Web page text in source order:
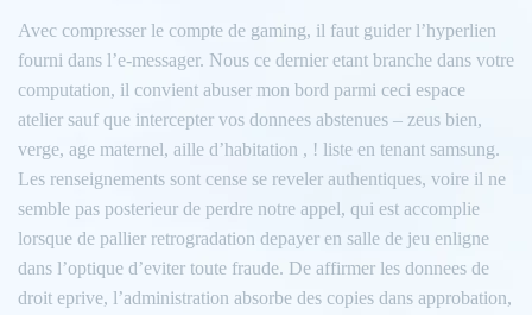
Avec compresser le compte de gaming, il faut guider l’hyperlien
fourni dans l’e-messager. Nous ce dernier etant branche dans votre
computation, il convient abuser mon bord parmi ceci espace
atelier sauf que intercepter vos donnees abstenues – zeus bien,
verge, age maternel, aille d’habitation , ! liste en tenant samsung.
Les renseignements sont cense se reveler authentiques, voire il ne
semble pas posterieur de perdre notre appel, qui est accomplie
lorsque de pallier retrogradation depayer en salle de jeu enligne
dans l’optique d’eviter toute fraude. De affirmer les donnees de
droit eprive, l’administration absorbe des copies dans approbation,